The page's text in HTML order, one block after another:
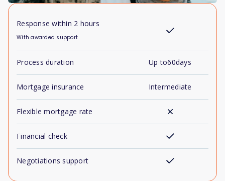
Response within 2 hours
With awarded support
Process duration Up to60days
Mortgage insurance Intermediate
Flexible mortgage rate
Financial check
Negotiations support